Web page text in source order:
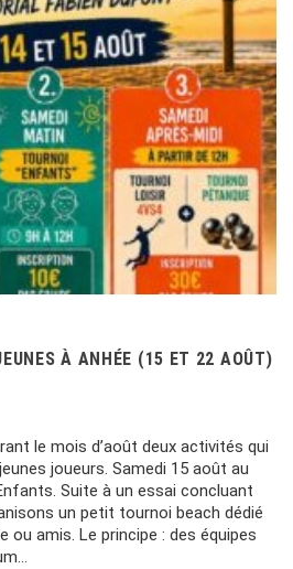
À ANHÉE (15 ET 22 AOÛT)
le mois d’août deux activités qui
joueurs. Samedi 15 août au
Suite à un essai concluant
un petit tournoi beach dédié
amis. Le principe : des équipes